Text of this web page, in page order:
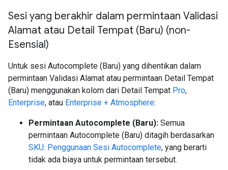
Sesi yang berakhir dalam permintaan Validasi
Alamat atau Detail Tempat (Baru) (non-
Esensial)
Untuk sesi Autocomplete (Baru) yang dihentikan dalam
permintaan Validasi Alamat atau permintaan Detail Tempat
(Baru) menggunakan kolom dari Detail Tempat Pro,
Enterprise, atau Enterprise + Atmosphere:
Permintaan Autocomplete (Baru): Semua
permintaan Autocomplete (Baru) ditagih berdasarkan
SKU: Penggunaan Sesi Autocomplete, yang berarti
tidak ada biaya untuk permintaan tersebut.